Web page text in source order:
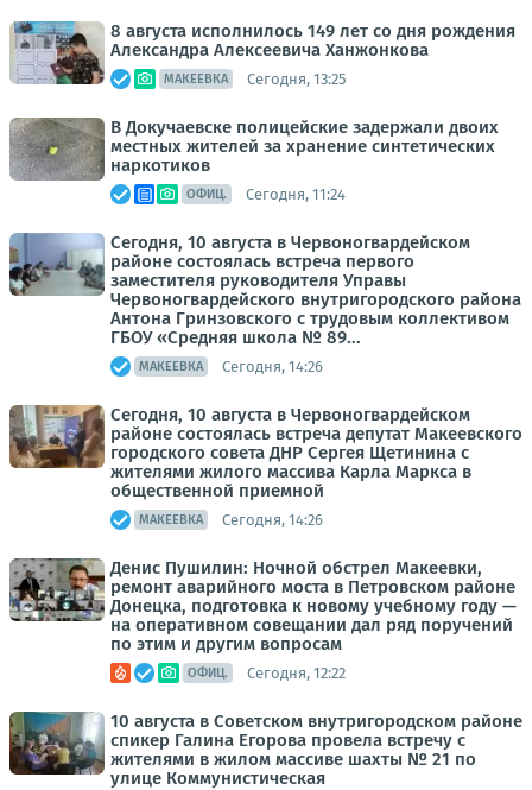
8 августа исполнилось 149 лет со дня рождения
Александра Алексеевича Ханжонкова
МАКЕЕВКА Сегодня, 13:25
В Докучаевске полицейские задержали двоих
местных жителей за хранение синтетических
наркотиков
ОФИЦ. Сегодня, 11:24
Сегодня, 10 августа в Червоногвардейском
районе состоялась встреча первого
заместителя руководителя Управы
Червоногвардейского внутригородского района
Антона Гринзовского с трудовым коллективом
ГБОУ «Средняя школа № 89...
МАКЕЕВКА Сегодня, 14:26
Сегодня, 10 августа в Червоногвардейском
районе состоялась встреча депутат Макеевского
городского совета ДНР Сергея Щетинина с
жителями жилого массива Карла Маркса в
общественной приемной
МАКЕЕВКА Сегодня, 14:26
Денис Пушилин: Ночной обстрел Макеевки,
ремонт аварийного моста в Петровском районе
Донецка, подготовка к новому учебному году —
на оперативном совещании дал ряд поручений
по этим и другим вопросам
ОФИЦ. Сегодня, 12:22
10 августа в Советском внутригородском районе
спикер Галина Егорова провела встречу с
жителями в жилом массиве шахты № 21 по
улице Коммунистическая